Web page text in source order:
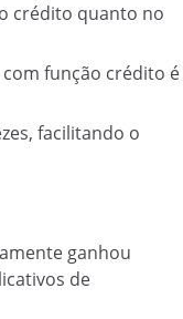
crédito quanto no
com função crédito é
facilitando o
ganhou
de